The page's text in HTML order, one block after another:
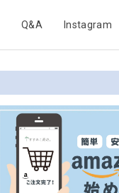
Q&A Instagram